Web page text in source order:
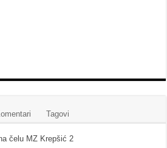
Tagovi
čelu MZ Krepšić 2